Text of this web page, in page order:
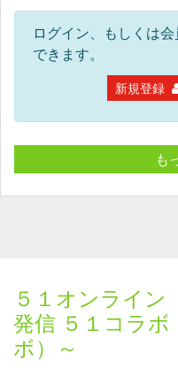
ログイン、もしくは
できます。
新規登録
も
５１オンライ
発信 ５１コラボ
ボ）～